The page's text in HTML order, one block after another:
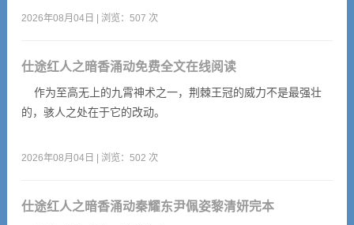
2026年08月04日 | 浏览：507 次
仕途红人之暗香涌动免费全文在线阅读
作为至高无上的九霄神术之一，荆棘王冠的威力不是最强壮
的，骇人之处在于它的改动。
2026年08月04日 | 浏览：502 次
仕途红人之暗香涌动秦耀东尹佩姿黎清妍完本